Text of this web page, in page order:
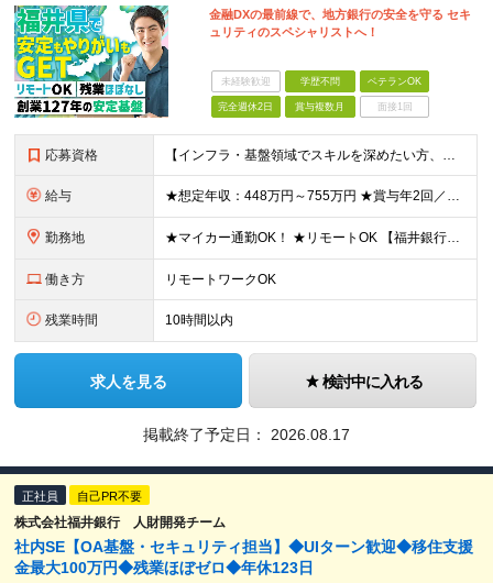
金融DXの最前線で、地方銀行の安全を守る セキ
ュリティのスペシャリストへ！
未経験歓迎 学歴不問 ベテランOK
完全週休2日 賞与複数月 面接1回
応募資格 【インフラ・基盤領域でスキルを深めたい方、大歓迎！】 ◆学歴不問 ◆以下いずれかの経験がある方（年数不問） ・OA基盤の構築・運用・保守 ・ネットワーク設計・構築・運用 ・セキュリティ設計・運用・監
給与 ★想定年収：448万円～755万円 ★賞与年2回／前年度実績：4ヶ月分 月給28万～47万2000円＋賞与年2回＋各種手当 ※経験・能力を考慮の上、決定いたします。 ※残業手当は残業時間に応じて別
勤務地 ★マイカー通勤OK！ ★リモートOK 【福井銀行 本店ビル】 福井県福井市順化1-1-1 福井駅前通りの大名町交差点目の前に「人や時間を紡ぐ」事をコンセプトに新たに本店ビルを構えております。 ※
働き方 リモートワークOK
残業時間 10時間以内
求人を見る 検討中に入れる
掲載終了予定日： 2026.08.17
正社員 自己PR不要
株式会社福井銀行 人財開発チーム
社内SE【OA基盤・セキュリティ担当】◆UIターン歓迎◆移住支援
金最大100万円◆残業ほぼゼロ◆年休123日